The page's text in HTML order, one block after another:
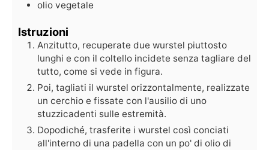
olio vegetale
Istruzioni
Anzitutto, recuperate due wurstel piuttosto
lunghi e con il coltello incidete senza tagliare del
tutto, come si vede in figura.
Poi, tagliati il wurstel orizzontalmente, realizzate
un cerchio e fissate con l'ausilio di uno
stuzzicadenti sulle estremità.
Dopodiché, trasferite i wurstel così conciati
all'interno di una padella con un po' di olio di